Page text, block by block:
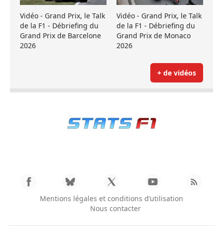
Vidéo - Grand Prix, le Talk
de la F1 - Débriefing du
Grand Prix de Barcelone
2026
Vidéo - Grand Prix, le Talk
de la F1 - Débriefing du
Grand Prix de Monaco
2026
+ de vidéos
Mentions légales et conditions d’utilisation
Nous contacter